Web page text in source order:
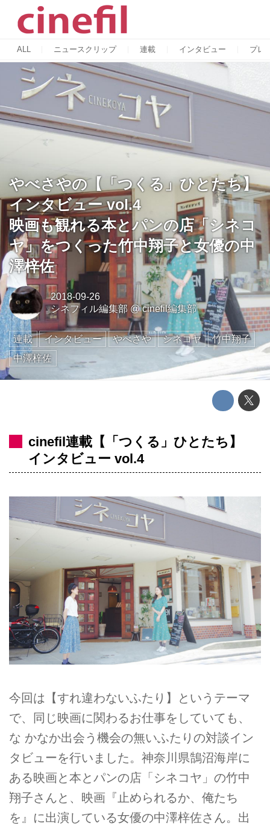
ALL ニュースクリップ 連載 インタビュー プレ
やべさやの【「つくる」ひとたち】
インタビュー vol.4
映画も観れる本とパンの店「シネコ
ヤ」をつくった竹中翔子と女優の中
澤梓佐
2018-09-26
シネフィル編集部 @cinefil編集部
連載 インタビュー やべさや シネコヤ
竹中翔子
中澤梓佐
cinefil連載【「つくる」ひとたち】
インタビュー vol.4
今回は【すれ違わないふたり】というテーマ
で、同じ映画に関わるお仕事をしていても、
な かなか出会う機会の無いふたりの対談イン
タビューを行いました。神奈川県鵠沼海岸に
ある映画と本とパンの店「シネコヤ」の竹中
翔子さんと、映画『止められるか、俺たち
を』に出演している女優の中澤梓佐さん。出